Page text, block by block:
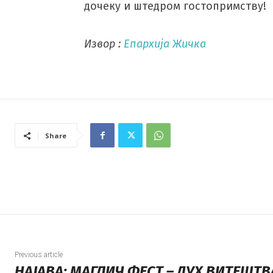
дочеку и штедром гостопримству!
Извор : Епархија Жичка
Share
Previous article